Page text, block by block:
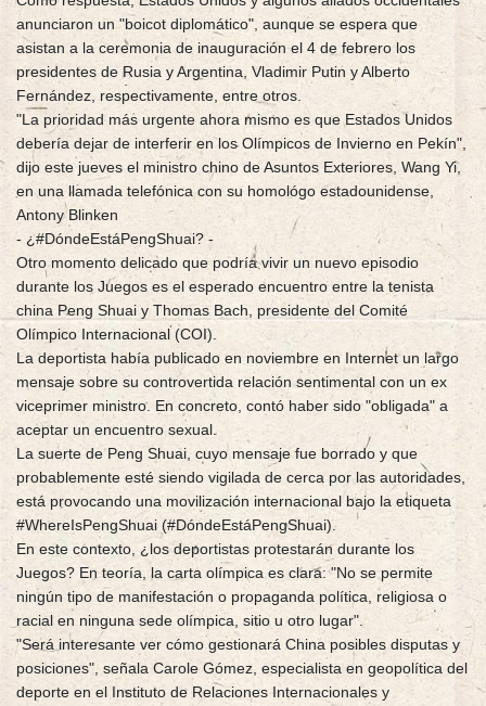
anunciaron un "boicot diplomático", aunque se espera que
asistan a la ceremonia de inauguración el 4 de febrero los
presidentes de Rusia y Argentina, Vladimir Putin y Alberto
Fernández, respectivamente, entre otros.
"La prioridad más urgente ahora mismo es que Estados Unidos
debería dejar de interferir en los Olímpicos de Invierno en Pekín",
dijo este jueves el ministro chino de Asuntos Exteriores, Wang Yi,
en una llamada telefónica con su homológo estadounidense,
Antony Blinken
- ¿#DóndeEstáPengShuai? -
Otro momento delicado que podría vivir un nuevo episodio
durante los Juegos es el esperado encuentro entre la tenista
china Peng Shuai y Thomas Bach, presidente del Comité
Olímpico Internacional (COI).
La deportista había publicado en noviembre en Internet un largo
mensaje sobre su controvertida relación sentimental con un ex
viceprimer ministro. En concreto, contó haber sido "obligada" a
aceptar un encuentro sexual.
La suerte de Peng Shuai, cuyo mensaje fue borrado y que
probablemente esté siendo vigilada de cerca por las autoridades,
está provocando una movilización internacional bajo la etiqueta
#WhereIsPengShuai (#DóndeEstáPengShuai).
En este contexto, ¿los deportistas protestarán durante los
Juegos? En teoría, la carta olímpica es clara: "No se permite
ningún tipo de manifestación o propaganda política, religiosa o
racial en ninguna sede olímpica, sitio u otro lugar".
"Será interesante ver cómo gestionará China posibles disputas y
posiciones", señala Carole Gómez, especialista en geopolítica del
deporte en el Instituto de Relaciones Internacionales y